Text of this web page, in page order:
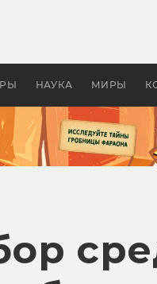
НАУКА МИРЫ
апокалипсис, в